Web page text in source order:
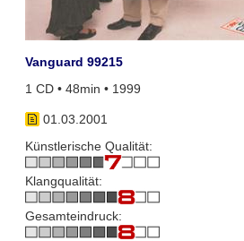
Vanguard 99215
1 CD • 48min • 1999
01.03.2001
Künstlerische Qualität:
Klangqualität:
Gesamteindruck: